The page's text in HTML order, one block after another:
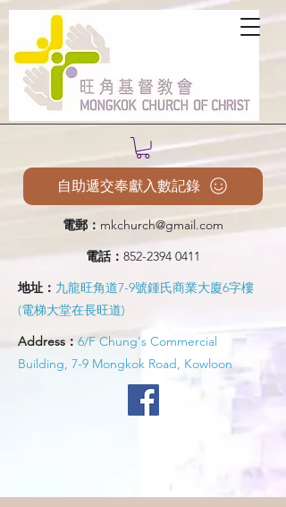
電郵： mkchurch@gmail.com
電話： 852-2394 0411
地址： 九龍旺角道7-9號鍾氏商業大廈6字樓
(電梯大堂在長旺道)
Address： 6/F Chung's Commercial
Building, 7-9 Mongkok Road, Kowloon
自助遞交奉獻入數記錄